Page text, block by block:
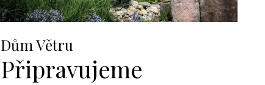
Dům Větru
Připravujeme